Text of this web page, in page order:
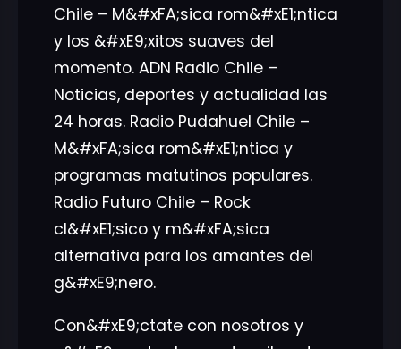
Chile – M&#xFA;sica rom&#xE1;ntica
y los &#xE9;xitos suaves del
momento. ADN Radio Chile –
Noticias, deportes y actualidad las
24 horas. Radio Pudahuel Chile –
M&#xFA;sica rom&#xE1;ntica y
programas matutinos populares.
Radio Futuro Chile – Rock
cl&#xE1;sico y m&#xFA;sica
alternativa para los amantes del
g&#xE9;nero.
Con&#xE9;ctate con nosotros y